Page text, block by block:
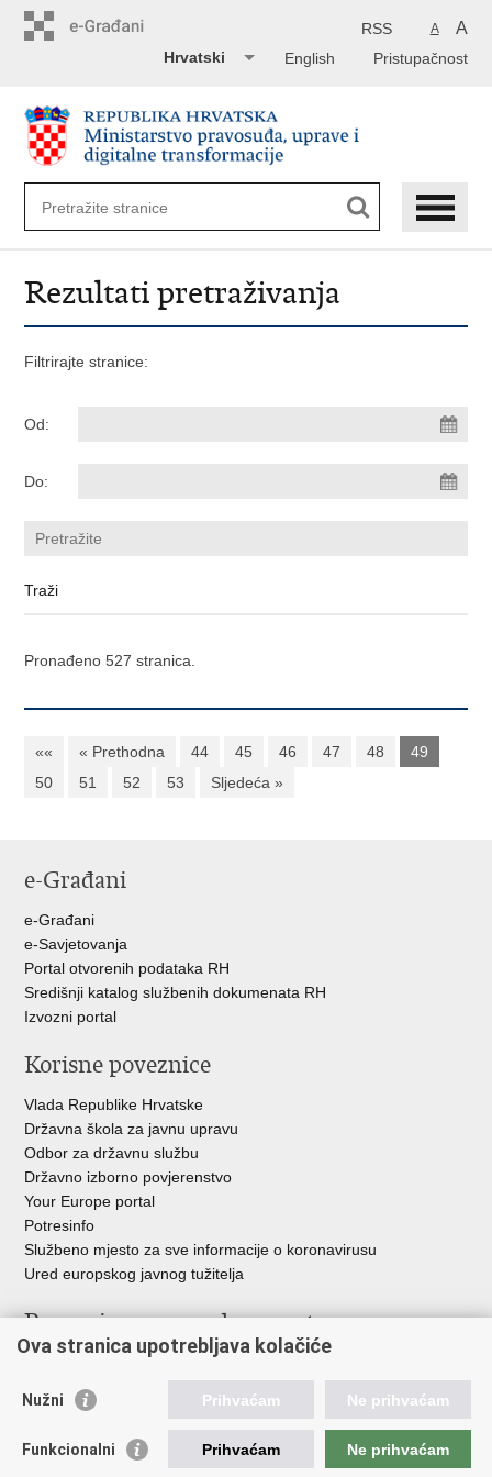
A A
RSS
Pristupačnost
English
Hrvatski
Rezultati pretraživanja
Filtrirajte stranice:
Od:
Do:
Pronađeno 527 stranica.
«« « Prethodna 44 45 46 47 48
49
50
51 52 53 Sljedeća »
e-Građani
e-Građani
e-Savjetovanja
Portal otvorenih podataka RH
Središnji katalog službenih dokumenata RH
Izvozni portal
Korisne poveznice
Vlada Republike Hrvatske
Državna škola za javnu upravu
Odbor za državnu službu
Državno izborno povjerenstvo
Your Europe portal
Potresinfo
Službeno mjesto za sve informacije o koronavirusu
Ured europskog javnog tužitelja
Poveznice pravosudnog sustava
Državno odvjetništvo
Ured za suzbijanje korupcije i organiziranog kriminaliteta
Državnoodvjetničko vijeće
Ova stranica upotrebljava kolačiće
Nužni Prihvaćam Ne prihvaćam
Funkcionalni Prihvaćam Ne prihvaćam